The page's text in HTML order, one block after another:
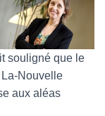
souligné que le
Nouvelle
aux aléas